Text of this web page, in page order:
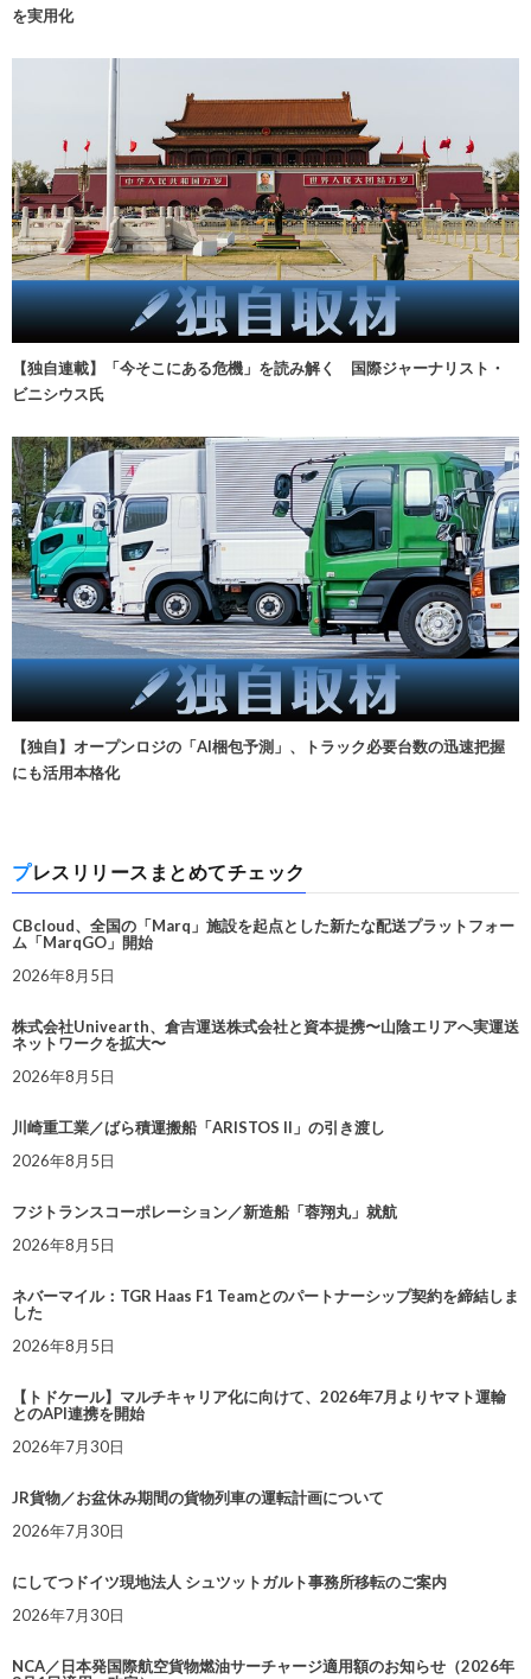
を実用化
【独自連載】「今そこにある危機」を読み解く 国際ジャーナリスト・
ビニシウス氏
【独自】オープンロジの「AI梱包予測」、トラック必要台数の迅速把握
にも活用本格化
プレスリリースまとめてチェック
CBcloud、全国の「Marq」施設を起点とした新たな配送プラットフォー
ム「MarqGO」開始
2026年8月5日
株式会社Univearth、倉吉運送株式会社と資本提携〜山陰エリアへ実運送
ネットワークを拡大〜
2026年8月5日
川崎重工業／ばら積運搬船「ARISTOS II」の引き渡し
2026年8月5日
フジトランスコーポレーション／新造船「蓉翔丸」就航
2026年8月5日
ネバーマイル：TGR Haas F1 Teamとのパートナーシップ契約を締結しま
した
2026年8月5日
【トドケール】マルチキャリア化に向けて、2026年7月よりヤマト運輸
とのAPI連携を開始
2026年7月30日
JR貨物／お盆休み期間の貨物列車の運転計画について
2026年7月30日
にしてつドイツ現地法人 シュツットガルト事務所移転のご案内
2026年7月30日
NCA／日本発国際航空貨物燃油サーチャージ適用額のお知らせ（2026年